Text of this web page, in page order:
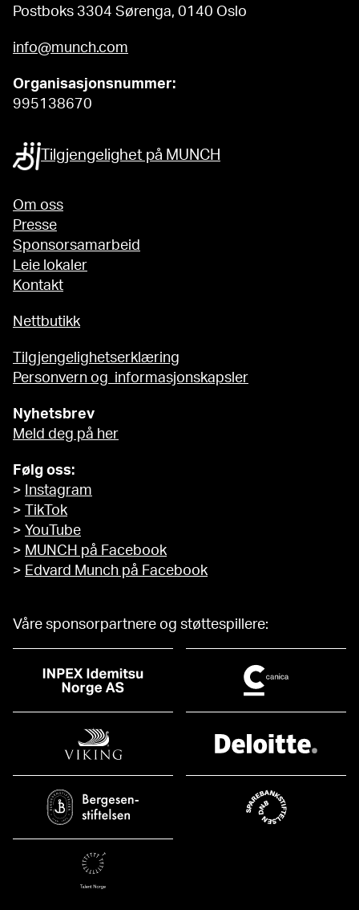
Postboks 3304 Sørenga, 0140 Oslo
info@munch.com
Organisasjonsnummer:
995138670
Tilgjengelighet på MUNCH
Om oss
Presse
Sponsorsamarbeid
Leie lokaler
Kontakt
Nettbutikk
Tilgjengelighetserklæring
Personvern og informasjonskapsler
Nyhetsbrev
Meld deg på her
Følg oss:
>
Instagram
>
TikTok
> YouTube
> MUNCH på Facebook
> Edvard Munch på Facebook
Våre sponsorpartnere og støttespillere: